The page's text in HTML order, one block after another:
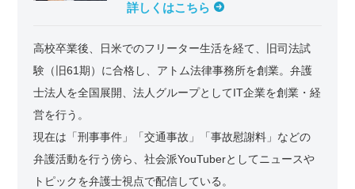
詳しくはこちら
高校卒業後、日米でのフリーター生活を経て、旧司法試
験（旧61期）に合格し、アトム法律事務所を創業。弁護
士法人を全国展開、法人グループとしてIT企業を創業・経
営を行う。
現在は「刑事事件」「交通事故」「事故慰謝料」などの
弁護活動を行う傍ら、社会派YouTuberとしてニュースや
トピックを弁護士視点で配信している。